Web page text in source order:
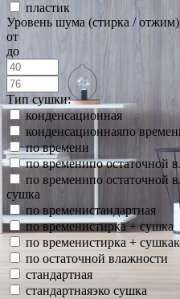
пластик
Уровень шума (стирка /
от
до
Тип сушки:
конденсационная
конденсационнаяпо
по времени
по временипо остаточной
по временипо остаточной
сушка
по временистандартная
по временистирка + сушка
по временистирка +
по остаточной влажности
стандартная
стандартнаяэко сушка